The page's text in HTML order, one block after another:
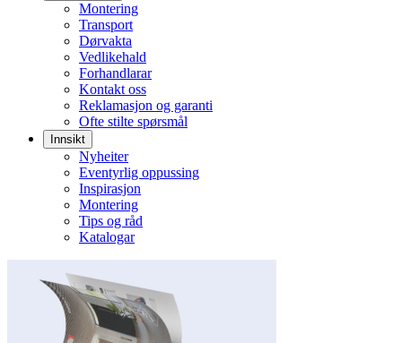
Montering
Transport
Dørvakta
Vedlikehald
Forhandlarar
Kontakt oss
Reklamasjon og garanti
Ofte stilte spørsmål
Innsikt
Nyheiter
Eventyrlig oppussing
Inspirasjon
Montering
Tips og råd
Katalogar